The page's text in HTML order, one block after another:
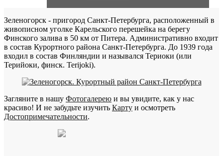
Зеленогорск - пригород Санкт-Петербурга, расположенный в
живописном уголке Карельского перешейка на берегу
Финского залива в 50 км от Питера. Административно входит
в состав Курортного района Санкт-Петербурга. До 1939 года
входил в состав Финляндии и назывался Териоки (или
Терийоки, финск. Terijoki).
Загляните в нашу Фотогалерею и вы увидите, как у нас
красиво! И не забудьте изучить Карту и осмотреть
Достопримечательности.